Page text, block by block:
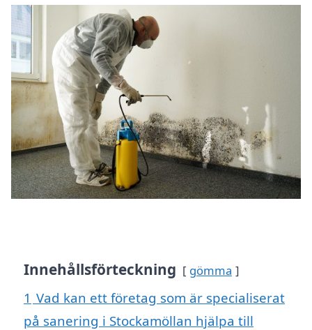
Innehållsförteckning gömma
1 Vad kan ett företag som är specialiserat
på sanering i Stockamöllan hjälpa till